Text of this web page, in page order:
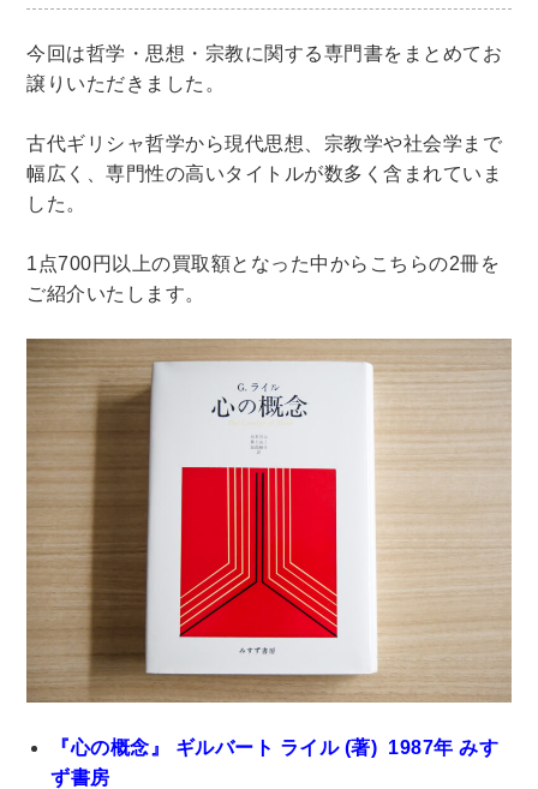
経済書・経営書・ビジネス書
ビジネス書
マーケティング・セールス
マネジメント・人材管理・リーダーシップ
経営学
経済学・経済事情
経理・アカウンティング
金融・ファイナンス・投資
アート・建築・デザイン・音楽
書道
インテリアデザイン・建築デザイン
他建築・芸術
住宅建築
写真 ・絵画 ・美術
建築家・建設・建築構造
彫刻・工芸
日本の伝統文化
東洋の建築
楽譜・スコア・音楽書
理工書関係
科学書・工学書・コンピュータ書籍
宇宙学・天文学 数学書
物理学
生物・バイオテクノロジー
科学書
農学
金属・鉱学
電気・通信
他理工書
化学 地球科学・エコロジー
今回は哲学・思想・宗教に関する専門書をまとめてお
譲りいただきました。
古代ギリシャ哲学から現代思想、宗教学や社会学まで
幅広く、専門性の高いタイトルが数多く含まれていま
した。
1点700円以上の買取額となった中からこちらの2冊を
ご紹介いたします。
『心の概念』 ギルバート ライル (著) 1987年 みす
ず書房